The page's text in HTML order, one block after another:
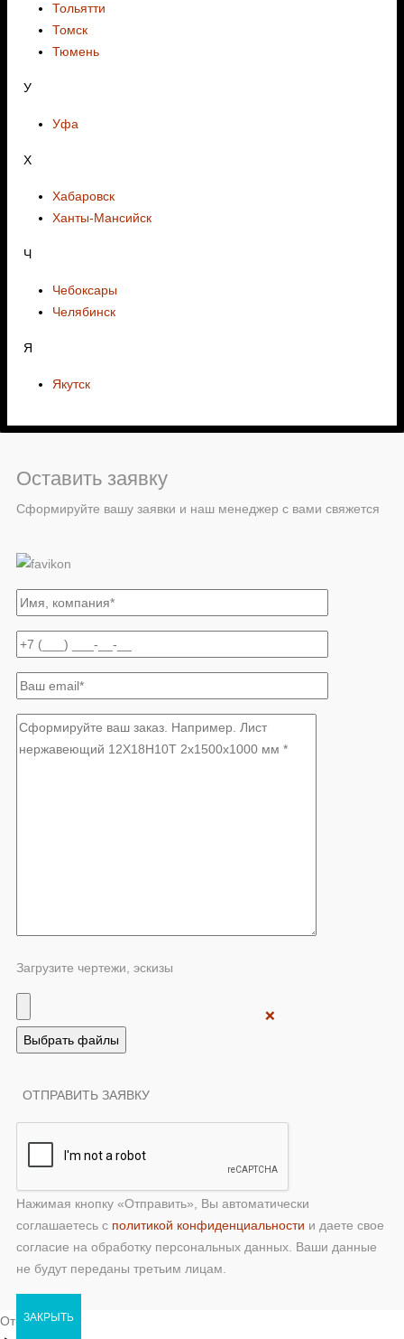
Тольятти
Томск
Тюмень
У
Уфа
Х
Хабаровск
Ханты-Мансийск
Ч
Чебоксары
Челябинск
Я
Якутск
Оставить заявку
Сформируйте вашу заявки и наш менеджер с вами свяжется
Загрузите чертежи, эскизы
❌
Нажимая кнопку «Отправить», Вы автоматически
соглашаетесь с политикой конфиденциальности и даете свое
согласие на обработку персональных данных. Ваши данные
не будут переданы третьим лицам.
ЗАКРЫТЬ
Открыть чат